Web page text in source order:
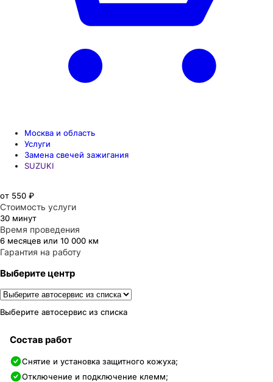
Москва и область
Услуги
Замена свечей зажигания
SUZUKI
от 550 ₽
Стоимость услуги
30 минут
Время проведения
6 месяцев или 10 000 км
Гарантия на работу
Выберите центр
Выберите автосервис из списка
Состав работ
Снятие и установка защитного кожуха;
Отключение и подключение клемм;